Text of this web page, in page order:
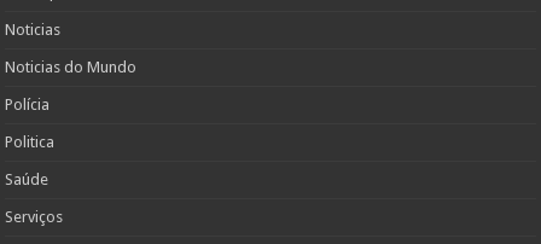
Noticias
Noticias do Mundo
Polícia
Politica
Saúde
Serviços